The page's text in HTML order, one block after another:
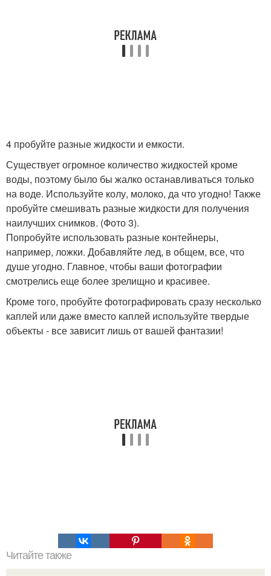
4 пробуйте разные жидкости и емкости.
Существует огромное количество жидкостей кроме
воды, поэтому было бы жалко останавливаться только
на воде. Используйте колу, молоко, да что угодно! Также
пробуйте смешивать разные жидкости для получения
наилучших снимков. (Фото 3).
Попробуйте использовать разные контейнеры,
например, ложки. Добавляйте лед, в общем, все, что
душе угодно. Главное, чтобы ваши фотографии
смотрелись еще более зрелищно и красивее.
Кроме того, пробуйте фотографировать сразу несколько
каплей или даже вместо каплей используйте твердые
объекты - все зависит лишь от вашей фантазии!
Читайте также